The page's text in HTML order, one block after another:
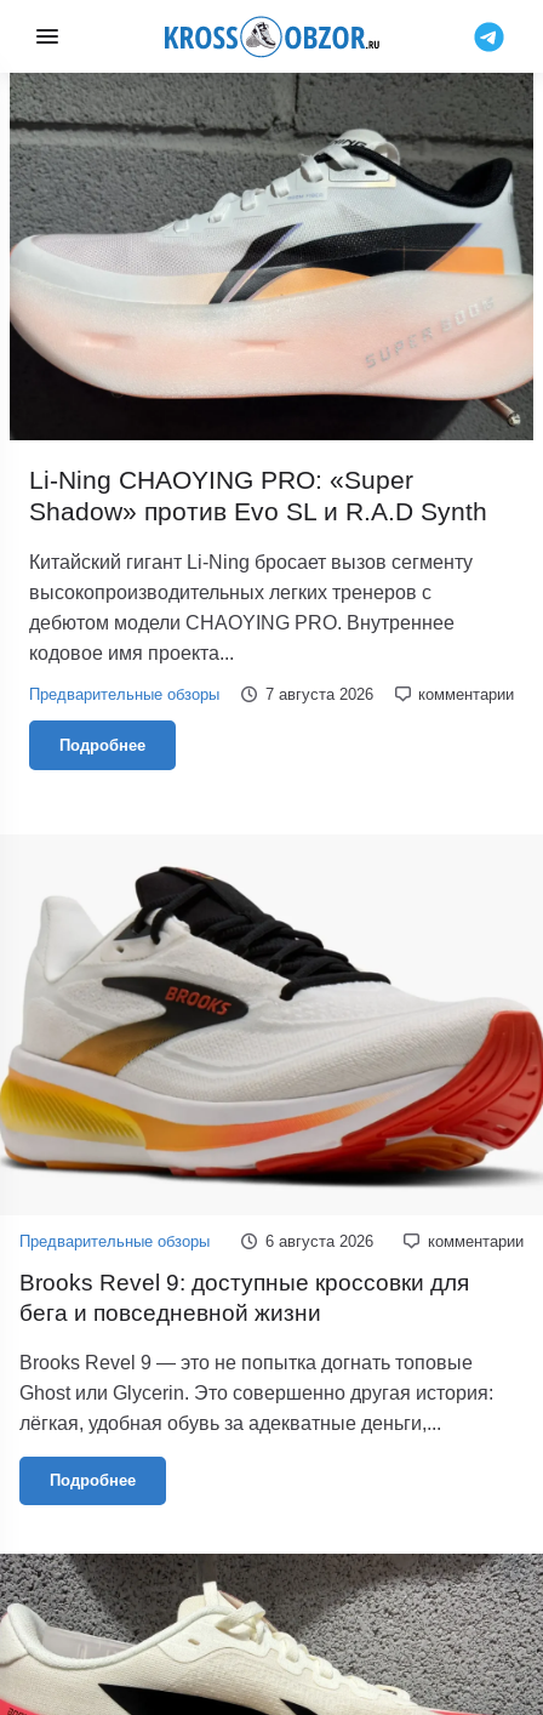
Li-Ning CHAOYING PRO: «Super
Shadow» против Evo SL и R.A.D Synth
Китайский гигант Li-Ning бросает вызов сегменту
высокопроизводительных легких тренеров с
дебютом модели CHAOYING PRO. Внутреннее
кодовое имя проекта...
Предварительные обзоры 7 августа 2026 комментарии
Подробнее
Предварительные обзоры 6 августа 2026 комментарии
Brooks Revel 9: доступные кроссовки для
бега и повседневной жизни
Brooks Revel 9 — это не попытка догнать топовые
Ghost или Glycerin. Это совершенно другая история:
лёгкая, удобная обувь за адекватные деньги,...
Подробнее